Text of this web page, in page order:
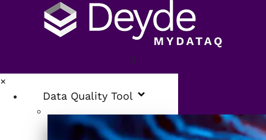
×
Data Quality Tool